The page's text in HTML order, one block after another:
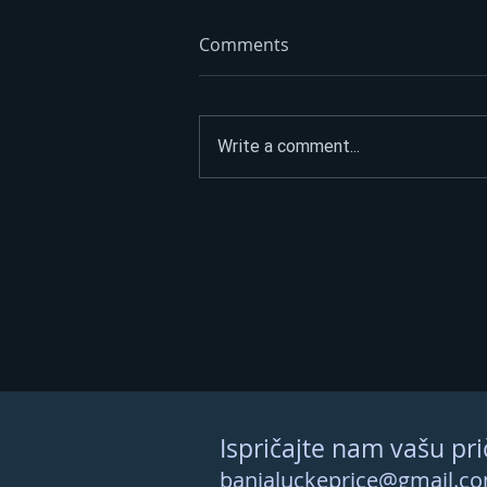
Comments
Write a comment...
Ispričajte nam vašu